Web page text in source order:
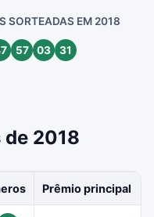
SORTEADAS EM 2018
57 03 31
2018
Prêmio principal